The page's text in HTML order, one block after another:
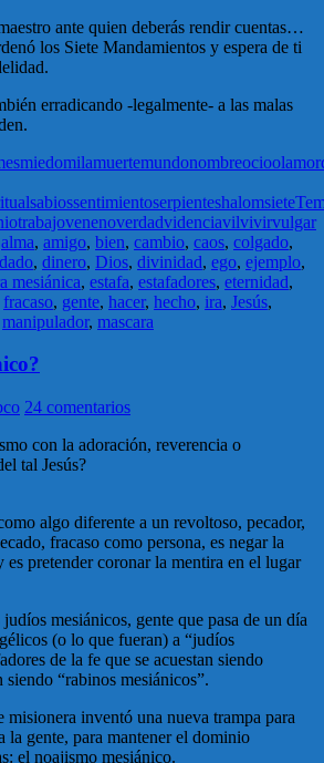
ante quien deberás rendir cuentas…
los Siete Mandamientos y espera de ti
erradicando -legalmente- a las malas
miedomilamuertemundonombreocioolam
sabiossentimientoserpienteshalomsiete
trabajovenenoverdadvidenciavilvivirvulgar
alma, amigo, bien, cambio, caos, colgado,
, dinero, Dios, divinidad, ego, ejemplo,
mesiánica, estafa, estafadores, eternidad,
fracaso, gente, hacer, hecho, ira, Jesús,
manipulador, mascara
24 comentarios
con la adoración, reverencia o
tal Jesús?
algo diferente a un revoltoso, pecador,
fracaso como persona, es negar la
es pretender coronar la mentira en el lugar
judíos mesiánicos, gente que pasa de un día
(o lo que fueran) a “judíos
de la fe que se acuestan siendo
siendo “rabinos mesiánicos”.
misionera inventó una nueva trampa para
la gente, para mantener el dominio
el noajismo mesiánico.